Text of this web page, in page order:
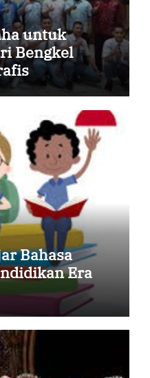
untuk
Bengkel
Bahasa
Era